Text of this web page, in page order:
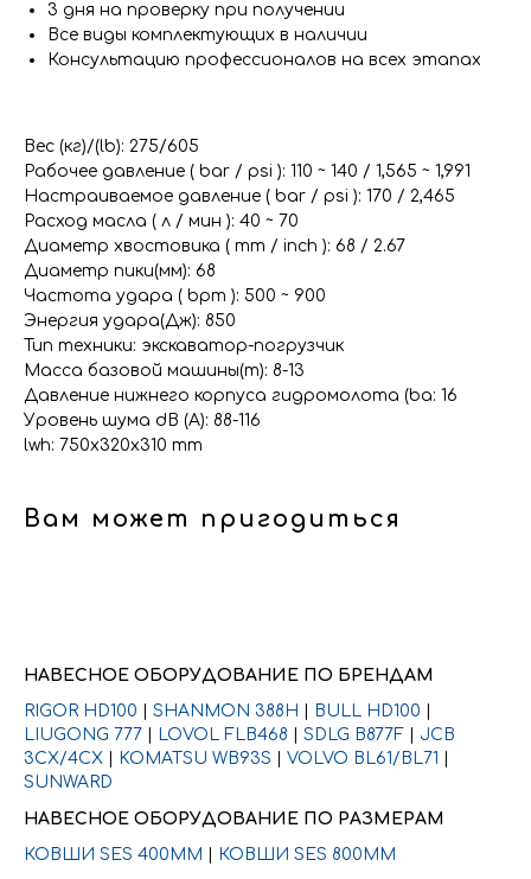
3 дня на проверку при получении
Все виды комплектующих в наличии
Консультацию профессионалов на всех этапах
Вес (кг)/(lb): 275/605
Рабочее давление ( bar / psi ): 110 ~ 140 / 1,565 ~ 1,991
Настраиваемое давление ( bar / psi ): 170 / 2,465
Расход масла ( л / мин ): 40 ~ 70
Диаметр хвостовика ( mm / inch ): 68 / 2.67
Диаметр пики(мм): 68
Частота удара ( bpm ): 500 ~ 900
Энергия удара(Дж): 850
Тип техники: экскаватор-погрузчик
Масса базовой машины(т): 8-13
Давление нижнего корпуса гидромолота (ba: 16
Уровень шума dB (A): 88-116
lwh: 750x320x310 mm
Вам может пригодиться
НАВЕСНОЕ ОБОРУДОВАНИЕ ПО БРЕНДАМ
RIGOR HD100
SHANMON 388H BULL HD100
LIUGONG 777
LOVOL FLB468 SDLG B877F
JCB
3CX/4CX
KOMATSU WB93S VOLVO BL61/BL71
SUNWARD
НАВЕСНОЕ ОБОРУДОВАНИЕ ПО РАЗМЕРАМ
КОВШИ SES 400ММ
КОВШИ SES 800ММ